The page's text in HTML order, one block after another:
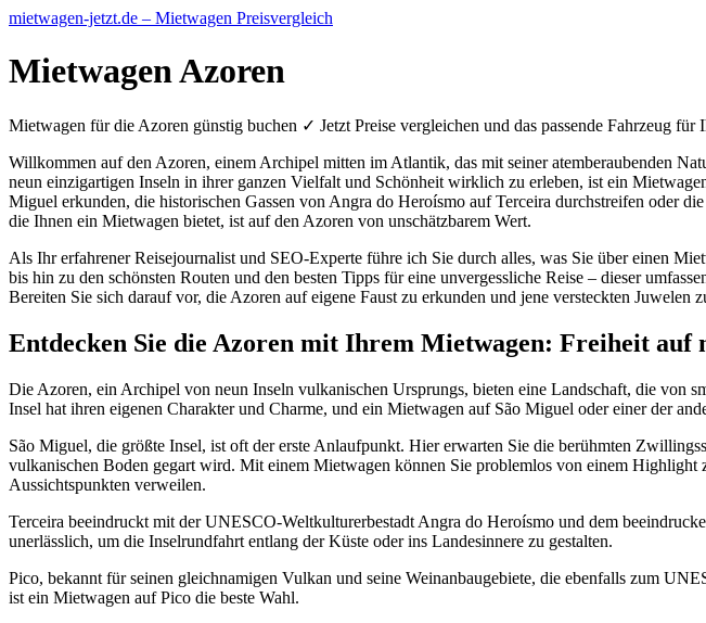
mietwagen-jetzt.de – Mietwagen Preisvergleich
Mietwagen Azoren
Mietwagen für die Azoren günstig buchen ✓ Jetzt Preise vergleichen und das passende Fahrzeug
Willkommen auf den Azoren, einem Archipel mitten im Atlantik, das mit seiner atemberaubenden
neun einzigartigen Inseln in ihrer ganzen Vielfalt und Schönheit wirklich zu erleben, ist ein
Miguel erkunden, die historischen Gassen von Angra do Heroísmo auf Terceira durchstreifen oder
die Ihnen ein Mietwagen bietet, ist auf den Azoren von unschätzbarem Wert.
Als Ihr erfahrener Reisejournalist und SEO-Experte führe ich Sie durch alles, was Sie über einen
bis hin zu den schönsten Routen und den besten Tipps für eine unvergessliche Reise – dieser
Bereiten Sie sich darauf vor, die Azoren auf eigene Faust zu erkunden und jene versteckten
Entdecken Sie die Azoren mit Ihrem Mietwagen: Freiheit auf
Die Azoren, ein Archipel von neun Inseln vulkanischen Ursprungs, bieten eine Landschaft, die von
Insel hat ihren eigenen Charakter und Charme, und ein Mietwagen auf São Miguel oder einer der
São Miguel, die größte Insel, ist oft der erste Anlaufpunkt. Hier erwarten Sie die berühmten
vulkanischen Boden gegart wird. Mit einem Mietwagen können Sie problemlos von einem Highlight
Aussichtspunkten verweilen.
Terceira beeindruckt mit der UNESCO-Weltkulturerbestadt Angra do Heroísmo und dem
unerlässlich, um die Inselrundfahrt entlang der Küste oder ins Landesinnere zu gestalten.
Pico, bekannt für seinen gleichnamigen Vulkan und seine Weinanbaugebiete, die ebenfalls zum
ist ein Mietwagen auf Pico die beste Wahl.